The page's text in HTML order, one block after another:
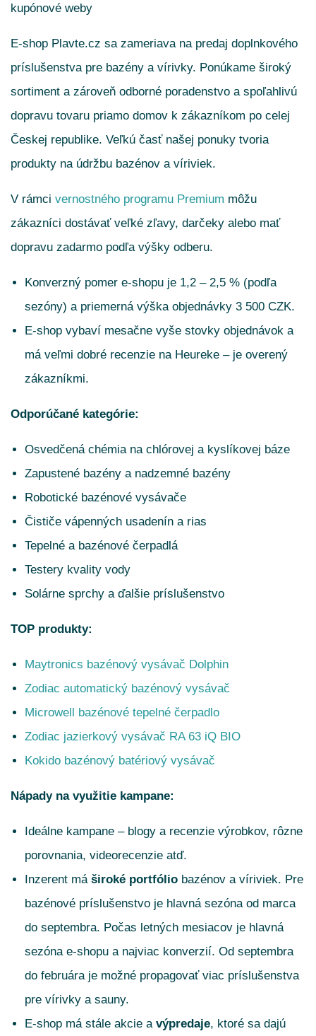
kupónové weby
E-shop Plavte.cz sa zameriava na predaj doplnkového
príslušenstva pre bazény a vírivky. Ponúkame široký
sortiment a zároveň odborné poradenstvo a spoľahlivú
dopravu tovaru priamo domov k zákazníkom po celej
Českej republike. Veľkú časť našej ponuky tvoria
produkty na údržbu bazénov a víriviek.
V rámci vernostného programu Premium môžu
zákazníci dostávať veľké zľavy, darčeky alebo mať
dopravu zadarmo podľa výšky odberu.
Konverzný pomer e-shopu je 1,2 – 2,5 % (podľa
sezóny) a priemerná výška objednávky 3 500 CZK.
E-shop vybaví mesačne vyše stovky objednávok a
má veľmi dobré recenzie na Heureke – je overený
zákazníkmi.
Odporúčané kategórie:
Osvedčená chémia na chlórovej a kyslíkovej báze
Zapustené bazény a nadzemné bazény
Robotické bazénové vysávače
Čističe vápenných usadenín a rias
Tepelné a bazénové čerpadlá
Testery kvality vody
Solárne sprchy a ďalšie príslušenstvo
TOP produkty:
Maytronics bazénový vysávač Dolphin
Zodiac automatický bazénový vysávač
Microwell bazénové tepelné čerpadlo
Zodiac jazierkový vysávač RA 63 iQ BIO
Kokido bazénový batériový vysávač
Nápady na využitie kampane:
Ideálne kampane – blogy a recenzie výrobkov, rôzne
porovnania, videorecenzie atď.
Inzerent má široké portfólio bazénov a víriviek. Pre
bazénové príslušenstvo je hlavná sezóna od marca
do septembra. Počas letných mesiacov je hlavná
sezóna e-shopu a najviac konverzií. Od septembra
do februára je možné propagovať viac príslušenstva
pre vírivky a sauny.
E-shop má stále akcie a výpredaje, ktoré sa dajú